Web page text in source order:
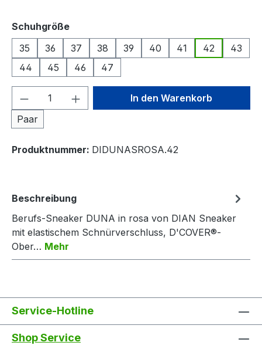
Schuhgrößeauswählen
35
36 37 38 39 40 41 42
43
44
45 46 47
Produkt Anzahl: Gib den
Paar
In den Warenkorb
Produktnummer: DIDUNASROSA.42
Beschreibung
Berufs-Sneaker DUNA in rosa von DIAN Sneaker
mit elastischem Schnürverschluss, D'COVER®-
Ober… Mehr
Service-Hotline
Shop Service